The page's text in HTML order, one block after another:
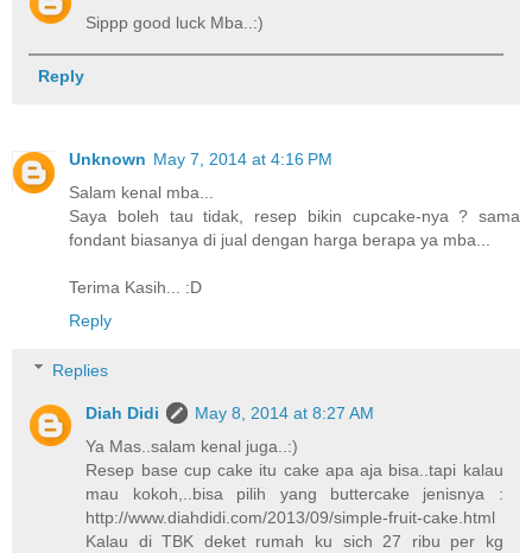
Sippp good luck Mba..:)
Reply
Unknown May 7, 2014 at 4:16 PM
Salam kenal mba...
Saya boleh tau tidak, resep bikin cupcake-nya ? sama
fondant biasanya di jual dengan harga berapa ya mba...
Terima Kasih... :D
Reply
Replies
Diah Didi
May 8, 2014 at 8:27 AM
Ya Mas..salam kenal juga..:)
Resep base cup cake itu cake apa aja bisa..tapi kalau
mau kokoh,..bisa pilih yang buttercake jenisnya :
http://www.diahdidi.com/2013/09/simple-fruit-cake.html
Kalau di TBK deket rumah ku sich 27 ribu per kg